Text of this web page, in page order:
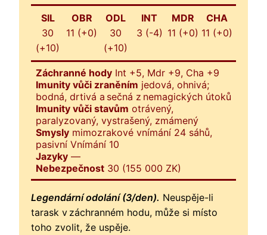
SIL
30
(+10)
OBR
11 (+0)
ODL
30
(+10)
INT
3 (-4)
MDR
11 (+0)
CHA
11 (+0)
Záchranné hody Int +5, Mdr +9, Cha +9
Imunity vůči zraněním jedová, ohnivá;
bodná, drtivá a sečná z nemagických útoků
Imunity vůči stavům otrávený,
paralyzovaný, vystrašený, zmámený
Smysly mimozrakové vnímání 24 sáhů,
pasivní Vnímání 10
Jazyky —
Nebezpečnost 30 (155 000 ZK)
Legendární odolání (3/den). Neuspěje-li
tarask v záchranném hodu, může si místo
toho zvolit, že uspěje.